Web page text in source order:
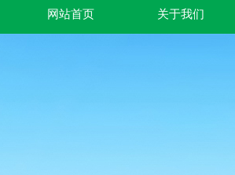
网站首页 关于我们